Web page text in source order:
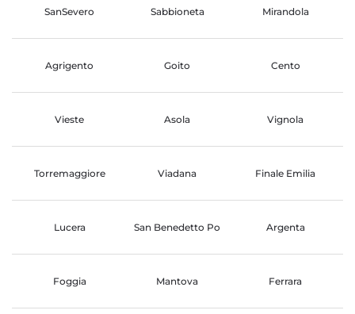
SanSevero Sabbioneta Mirandola
Agrigento Goito Cento
Vieste Asola Vignola
Torremaggiore Viadana Finale Emilia
Lucera San Benedetto Po Argenta
Foggia Mantova Ferrara